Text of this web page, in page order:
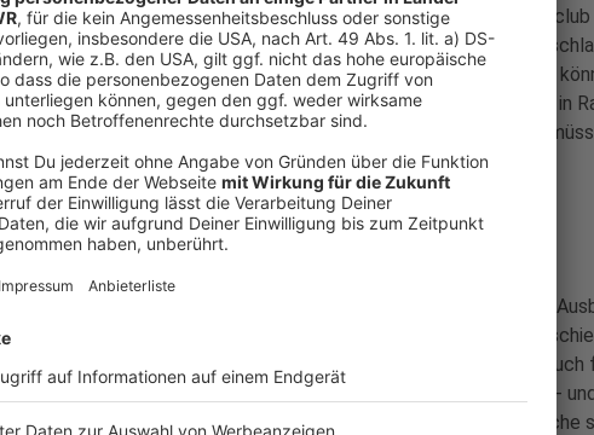
besonders laut ist. Der Regionalverband Düsseldorf des
die Bürgerbeteiligung zwar, die Aktion reiche aber nicht aus.
seinen Zielen bei der Reduktion von Schienenlärm hinterher. Dabei
Herz-Kreislauf-Erkrankungen erhöhen. Besonders in Hotspots wie in
durch Schienen, Autobahnen und Flugverkehr zusammen kommt,
werden.
Woche der Ausbildung im Kreis Mettmann
Am Montag (13.03.) ist bei uns im Kreis Mettmann die Woche der
nächsten sieben Tagen informiert die Agentur für Arbeit über
Die Angebote richten sich sowohl an Schüler als auch an Eltern.
Aktionen. Los ging es am Montag in Velbert mit einer Ausbildungs-
Dienstag findet in Ratingen ein Workshop für Vorstellungsgespräche